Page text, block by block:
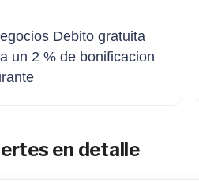
Debito gratuita
un 2 % de bonificacion
en detalle